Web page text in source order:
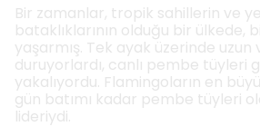
Bir zamanlar, tropik sahillerin ve
bataklıklarının olduğu bir ülkede,
yaşarmış. Tek ayak üzerinde uzun
duruyorlardı, canlı pembe tüyleri
yakalıyordu. Flamingoların en
gün batımı kadar pembe tüyleri
lideriydi.